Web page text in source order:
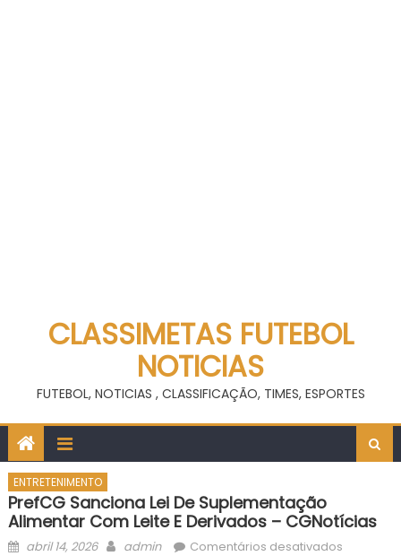
CLASSIMETAS FUTEBOL
NOTICIAS
FUTEBOL, NOTICIAS , CLASSIFICAÇÃO, TIMES, ESPORTES
ENTRETENIMENTO
PrefCG Sanciona Lei De Suplementação
Alimentar Com Leite E Derivados – CGNotícias
Posted
abril 14, 2026 Author
admin Comentários desativadosem